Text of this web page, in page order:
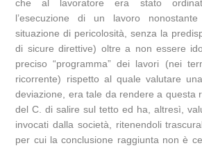
che al lavoratore era stato
l’esecuzione di un lavoro nonostante
situazione di pericolosità, senza la
di sicure direttive) oltre a non essere
preciso “programma” dei lavori (nei
ricorrente) rispetto al quale valutare
deviazione, era tale da rendere a questa
del C. di salire sul tetto ed ha, altresì,
invocati dalla società, ritenendoli
per cui la conclusione raggiunta non è